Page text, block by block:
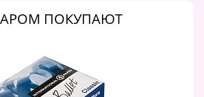
ПОКУПАЮТ